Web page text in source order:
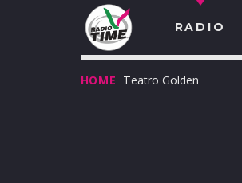
RADIO
HOME Teatro Golden